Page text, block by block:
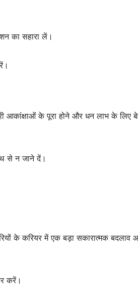
का सहारा लें।
आकांक्षाओं के पूरा होने और धन लाभ के लिए
से न जाने दें।
के करियर में एक बड़ा सकारात्मक बदलाव
करें।